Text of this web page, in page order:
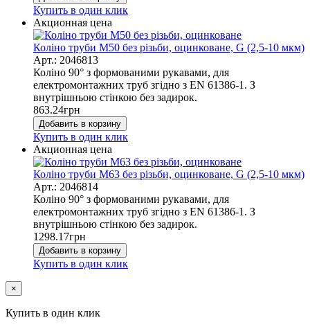
Купить в один клик
Акционная цена
Коліно труби М50 без різьби, оцинковане, G (2,5-10 мкм)
Арт.: 2046813
Коліно 90° з формованими рукавами, для
електромонтажних труб згідно з EN 61386-1. З
внутрішньою стінкою без задирок.
863.24грн
Добавить в корзину
Купить в один клик
Акционная цена
Коліно труби М63 без різьби, оцинковане, G (2,5-10 мкм)
Арт.: 2046814
Коліно 90° з формованими рукавами, для
електромонтажних труб згідно з EN 61386-1. З
внутрішньою стінкою без задирок.
1298.17грн
Добавить в корзину
Купить в один клик
×
Купить в один клик